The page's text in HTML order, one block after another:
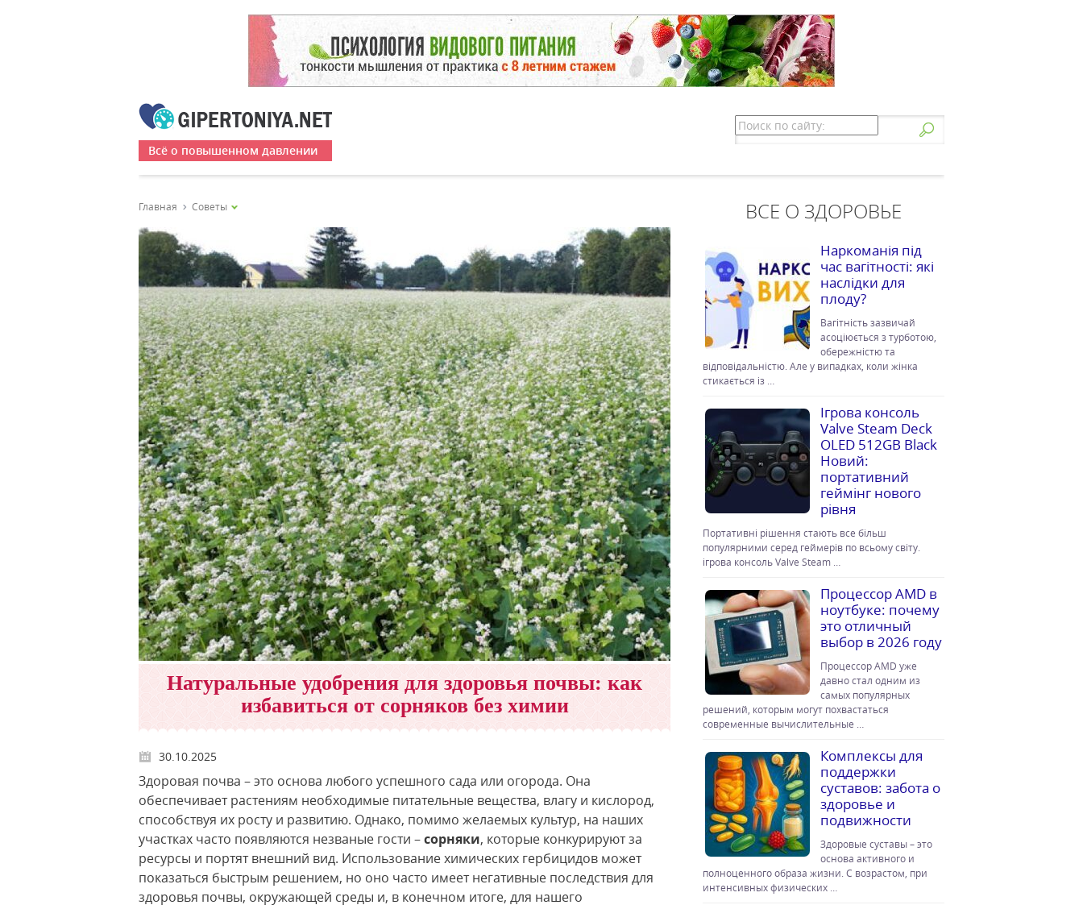
Всё о повышенном давлении
Главная Советы
Натуральные удобрения для здоровья почвы: как
избавиться от сорняков без химии
30.10.2025
Здоровая почва – это основа любого успешного сада или огорода. Она
обеспечивает растениям необходимые питательные вещества, влагу и кислород,
способствуя их росту и развитию. Однако, помимо желаемых культур, на наших
участках часто появляются незваные гости –сорняки, которые конкурируют за
ресурсы и портят внешний вид. Использование химических гербицидов может
показаться быстрым решением, но оно часто имеет негативные последствия для
здоровья почвы, окружающей среды и, в конечном итоге, для нашего
ВСЕ О ЗДОРОВЬЕ
Наркоманія під
час вагітності: які
наслідки для
плоду?
Вагітність зазвичай
асоціюється з турботою,
обережністю та
відповідальністю. Але у випадках, коли жінка
стикається із …
Ігрова консоль
Valve Steam Deck
OLED 512GB Black
Новий:
портативний
геймінг нового
рівня
Портативні рішення стають все більш
популярними серед геймерів по всьому світу.
ігрова консоль Valve Steam …
Процессор AMD в
ноутбуке: почему
это отличный
выбор в 2026 году
Процессор AMD уже
давно стал одним из
самых популярных
решений, которым могут похвастаться
современные вычислительные …
Комплексы для
поддержки
суставов: забота о
здоровье и
подвижности
Здоровые суставы – это
основа активного и
полноценного образа жизни. С возрастом, при
интенсивных физических …